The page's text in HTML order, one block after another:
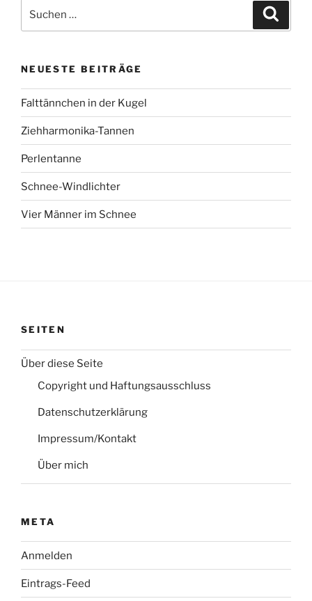
nach:
NEUESTE BEITRÄGE
Falttännchen in der Kugel
Ziehharmonika-Tannen
Perlentanne
Schnee-Windlichter
Vier Männer im Schnee
SEITEN
Über diese Seite
Copyright und Haftungsausschluss
Datenschutzerklärung
Impressum/Kontakt
Über mich
META
Anmelden
Eintrags-Feed